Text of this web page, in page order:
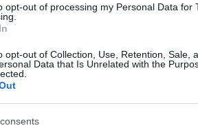
opt-out of processing my Personal Data for
opt-out of Collection, Use, Retention, Sale,
Data that Is Unrelated with the
Sagorijevanje masti,
UTC
koja spaja snagu i kardio u
kondicije. Od početnika do
se na vježbanje cijelog
u gubitku masnoće. Bavljenje
Ova se metoda ističe
svakoj rutini vježbanja.